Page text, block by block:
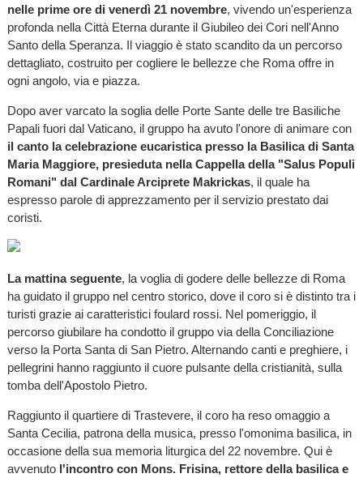
nelle prime ore di venerdì 21 novembre, vivendo un'esperienza
profonda nella Città Eterna durante il Giubileo dei Cori nell'Anno
Santo della Speranza. Il viaggio è stato scandito da un percorso
dettagliato, costruito per cogliere le bellezze che Roma offre in
ogni angolo, via e piazza.
Dopo aver varcato la soglia delle Porte Sante delle tre Basiliche
Papali fuori dal Vaticano, il gruppo ha avuto l'onore di animare con
il canto la celebrazione eucaristica presso la Basilica di Santa
Maria Maggiore, presieduta nella Cappella della "Salus Populi
Romani" dal Cardinale Arciprete Makrickas, il quale ha
espresso parole di apprezzamento per il servizio prestato dai
coristi.
La mattina seguente, la voglia di godere delle bellezze di Roma
ha guidato il gruppo nel centro storico, dove il coro si è distinto tra i
turisti grazie ai caratteristici foulard rossi. Nel pomeriggio, il
percorso giubilare ha condotto il gruppo via della Conciliazione
verso la Porta Santa di San Pietro. Alternando canti e preghiere, i
pellegrini hanno raggiunto il cuore pulsante della cristianità, sulla
tomba dell'Apostolo Pietro.
Raggiunto il quartiere di Trastevere, il coro ha reso omaggio a
Santa Cecilia, patrona della musica, presso l'omonima basilica, in
occasione della sua memoria liturgica del 22 novembre. Qui è
avvenuto l'incontro con Mons. Frisina, rettore della basilica e